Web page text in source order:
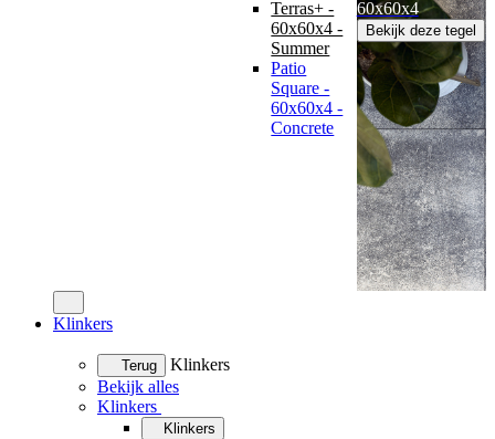
Terras+ -
60x60x4 -
Summer
Patio
Square -
60x60x4 -
Concrete
60x60x4
Bekijk deze tegel
Klinkers
Terug
Klinkers
Bekijk alles
Klinkers
Klinkers